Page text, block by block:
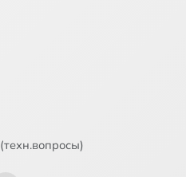
(техн.вопросы)